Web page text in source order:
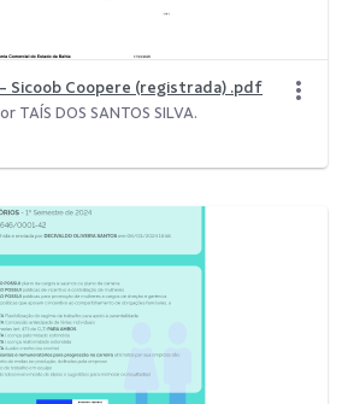
Sicoob Coopere (registrada) .pdf
TAÍS DOS SANTOS SILVA.